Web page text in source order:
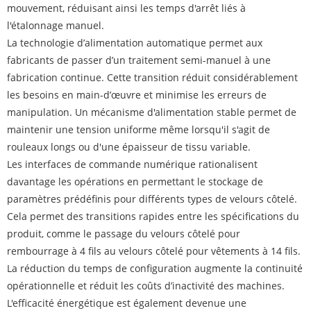
mouvement, réduisant ainsi les temps d'arrêt liés à
l'étalonnage manuel.
La technologie d’alimentation automatique permet aux
fabricants de passer d’un traitement semi-manuel à une
fabrication continue. Cette transition réduit considérablement
les besoins en main-d’œuvre et minimise les erreurs de
manipulation. Un mécanisme d'alimentation stable permet de
maintenir une tension uniforme même lorsqu'il s'agit de
rouleaux longs ou d'une épaisseur de tissu variable.
Les interfaces de commande numérique rationalisent
davantage les opérations en permettant le stockage de
paramètres prédéfinis pour différents types de velours côtelé.
Cela permet des transitions rapides entre les spécifications du
produit, comme le passage du velours côtelé pour
rembourrage à 4 fils au velours côtelé pour vêtements à 14 fils.
La réduction du temps de configuration augmente la continuité
opérationnelle et réduit les coûts d’inactivité des machines.
L'efficacité énergétique est également devenue une